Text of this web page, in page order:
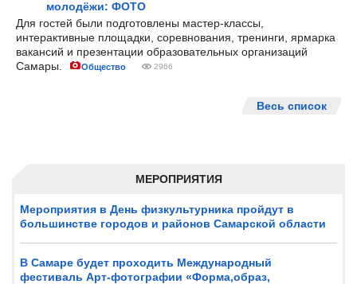
МЕРОПРИЯТИЯ
Мероприятия в День физкультурника пройдут в
большинстве городов и районов Самарской области
В Самаре будет проходить Международный
фестиваль Арт-фотографии «Форма,образ,
молодёжи: ФОТО
Для гостей были подготовлены мастер-классы,
интерактивные площадки, соревнования, тренинги, ярмарка
вакансий и презентации образовательных организаций
Самары.
Общество 2966
Весь список